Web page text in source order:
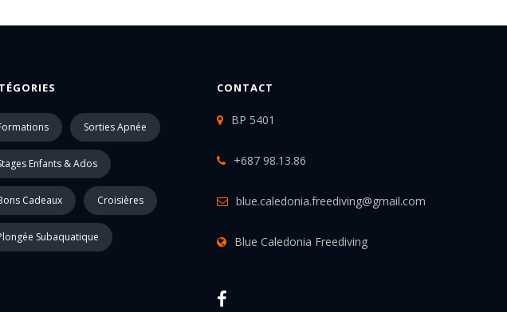
Sorties Apnée
Enfants & Ados
Cadeaux Croisières
Subaquatique
CONTACT
BP 5401
+687 98.13.86
blue.caledonia.freediving@gmail.com
Blue Caledonia Freediving